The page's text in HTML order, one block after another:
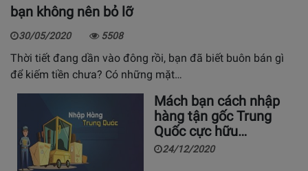
bạn không nên bỏ lỡ
30/05/2020 5508
Thời tiết đang dần vào đông rồi, bạn đã biết buôn bán gì
để kiếm tiền chưa? Có những mặt…
Mách bạn cách nhập
hàng tận gốc Trung
Quốc cực hữu…
24/12/2020